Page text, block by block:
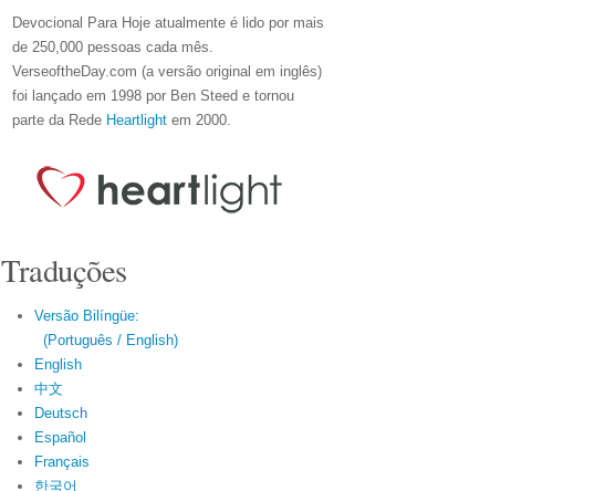
Devocional Para Hoje atualmente é lido por mais
de 250,000 pessoas cada mês.
VerseoftheDay.com (a versão original em inglês)
foi lançado em 1998 por Ben Steed e tornou
parte da Rede Heartlight em 2000.
Traduções
Versão Bilíngüe:
(Português / English)
English
中文
Deutsch
Español
Français
한국어